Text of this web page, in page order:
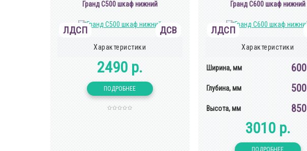
Гранд С500 шкаф нижний
ЛДСП ДСВ
Характеристики
2490 р.
Гранд С600 шкаф нижний
ЛДСП
Характеристики
Ширина, мм 600
Глубина, мм 500
Высота, мм 850
3010 р.